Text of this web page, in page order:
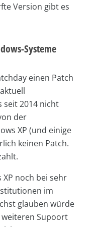
Version gibt es
Systeme
einen Patch
seit 2014 nicht
der
XP (und einige
keinen Patch.
noch bei sehr
im
glauben würde
Supoort